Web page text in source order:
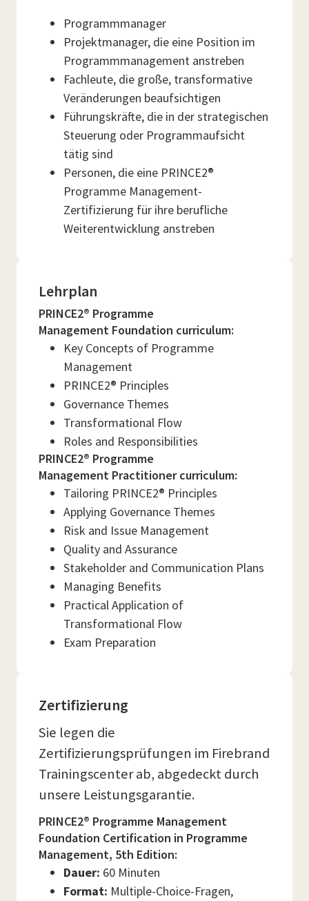
Programmmanager
Projektmanager, die eine Position im
Programmmanagement anstreben
Fachleute, die große, transformative
Veränderungen beaufsichtigen
Führungskräfte, die in der strategischen
Steuerung oder Programmaufsicht
tätig sind
Personen, die eine PRINCE2®
Programme Management-
Zertifizierung für ihre berufliche
Weiterentwicklung anstreben
Lehrplan
PRINCE2® Programme
Management Foundation curriculum:
Key Concepts of Programme
Management
PRINCE2® Principles
Governance Themes
Transformational Flow
Roles and Responsibilities
PRINCE2® Programme
Management Practitioner curriculum:
Tailoring PRINCE2® Principles
Applying Governance Themes
Risk and Issue Management
Quality and Assurance
Stakeholder and Communication Plans
Managing Benefits
Practical Application of
Transformational Flow
Exam Preparation
Zertifizierung
Sie legen die
Zertifizierungsprüfungen im Firebrand
Trainingscenter ab, abgedeckt durch
unsere Leistungsgarantie.
PRINCE2® Programme Management
Foundation Certification in Programme
Management, 5th Edition:
Dauer: 60 Minuten
Format: Multiple-Choice-Fragen,